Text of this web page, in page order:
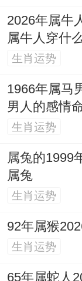
在事业开拓
但需仔细甄
财」，因利
失。
于家中东北
名」摆件。
中」之象，
解力，催旺
保持清晰头
2026年属牛
属牛人穿什
生肖运势
1966年属马
男人的感情
生肖运势
属兔的1999
属兔
生肖运势
92年属猴
生肖运势
65年属蛇人